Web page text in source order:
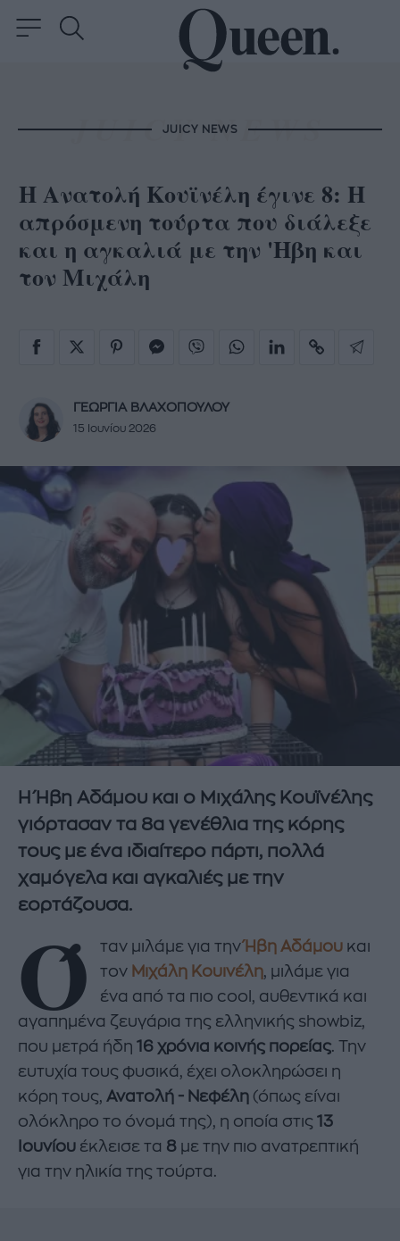
JUICY NEWS
Η Ανατολή Κουϊνέλη έγινε 8: Η
απρόσμενη τούρτα που διάλεξε
και η αγκαλιά με την 'Ηβη και
τον Μιχάλη
ΓΕΩΡΓΙΑ ΒΛΑΧΟΠΟΥΛΟΥ
15 Ιουνίου 2026
Η Ήβη Αδάμου και ο Μιχάλης Κουϊνέλης
γιόρτασαν τα 8α γενέθλια της κόρης
τους με ένα ιδιαίτερο πάρτι, πολλά
χαμόγελα και αγκαλιές με την
εορτάζουσα.
Ό ταν μιλάμε για τηνΉβη Αδάμου και
τον Μιχάλη Κουινέλη, μιλάμε για
ένα από τα πιο cool, αυθεντικά και
αγαπημένα ζευγάρια της ελληνικής showbiz,
που μετρά ήδη 16 χρόνια κοινής πορείας. Την
ευτυχία τους φυσικά, έχει ολοκληρώσει η
κόρη τους, Ανατολή - Νεφέλη (όπως είναι
ολόκληρο το όνομά της), η οποία στις 13
Ιουνίου έκλεισε τα 8 με την πιο ανατρεπτική
για την ηλικία της τούρτα.